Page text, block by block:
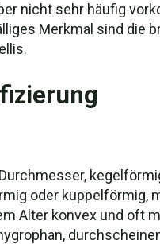
nicht sehr häufig
Merkmal sind die
oder kuppelförmig,
Alter konvex und oft